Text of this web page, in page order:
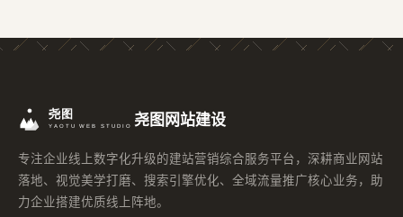
尧图网站建设
专注企业线上数字化升级的建站营销综合服务平台，深耕商业网站
落地、视觉美学打磨、搜索引擎优化、全域流量推广核心业务，助
力企业搭建优质线上阵地。